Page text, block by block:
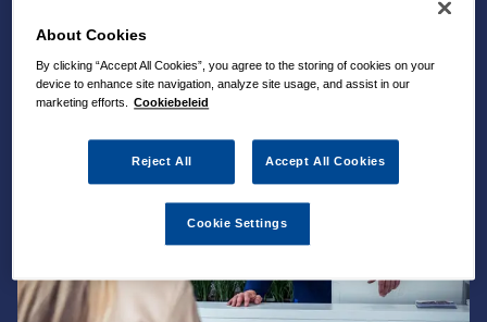
About Cookies
By clicking “Accept All Cookies”, you agree to the storing of cookies on your
device to enhance site navigation, analyze site usage, and assist in our
marketing efforts.
Cookiebeleid
Reject All Accept All Cookies
Cookie Settings